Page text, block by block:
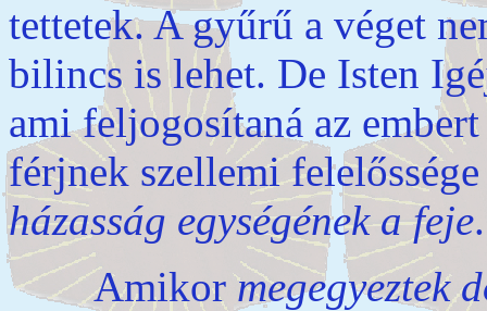
tettetek. A gyűrű a véget
bilincs is lehet. De Isten
ami feljogosítaná az
férjnek szellemi
házasság egységének a feje.
Amikormegegyeztek